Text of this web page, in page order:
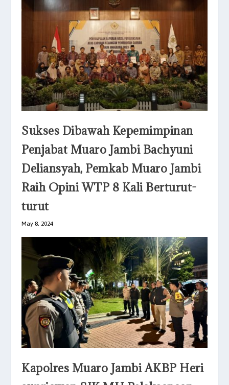
Sukses Dibawah Kepemimpinan
Penjabat Muaro Jambi Bachyuni
Deliansyah, Pemkab Muaro Jambi
Raih Opini WTP 8 Kali Berturut-
turut
May 8, 2024
Kapolres Muaro Jambi AKBP Heri